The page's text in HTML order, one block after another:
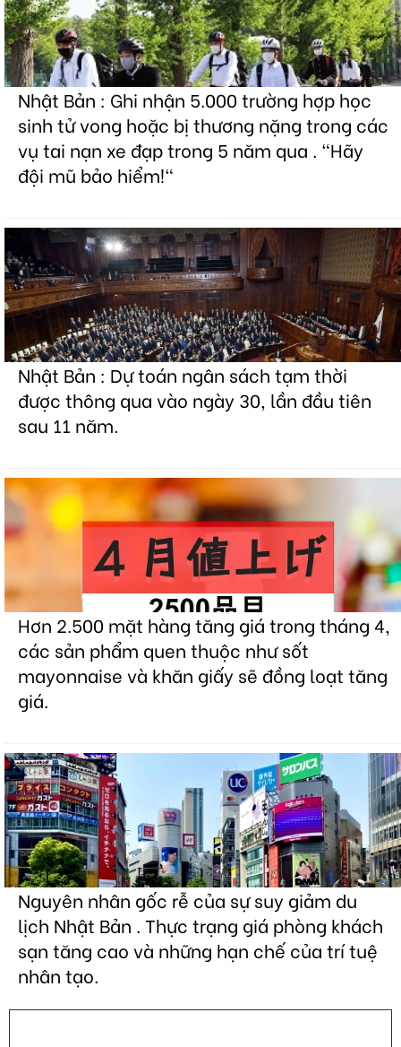
Nhật Bản : Ghi nhận 5.000 trường hợp học
sinh tử vong hoặc bị thương nặng trong các
vụ tai nạn xe đạp trong 5 năm qua . "Hãy
đội mũ bảo hiểm!"
Nhật Bản : Dự toán ngân sách tạm thời
được thông qua vào ngày 30, lần đầu tiên
sau 11 năm.
Hơn 2.500 mặt hàng tăng giá trong tháng 4,
các sản phẩm quen thuộc như sốt
mayonnaise và khăn giấy sẽ đồng loạt tăng
giá.
Nguyên nhân gốc rễ của sự suy giảm du
lịch Nhật Bản . Thực trạng giá phòng khách
sạn tăng cao và những hạn chế của trí tuệ
nhân tạo.